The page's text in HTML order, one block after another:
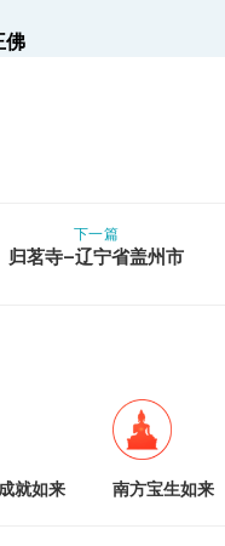
佛
下一篇
归茗寺–辽宁省盖州市
就如来 南方宝生如来